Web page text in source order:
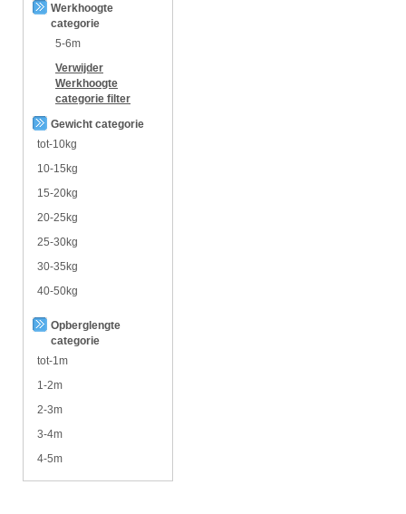
Werkhoogte
categorie
5-6m
Verwijder
Werkhoogte
categorie filter
Gewicht categorie
tot-10kg
10-15kg
15-20kg
20-25kg
25-30kg
30-35kg
40-50kg
Opberglengte
categorie
tot-1m
1-2m
2-3m
3-4m
4-5m